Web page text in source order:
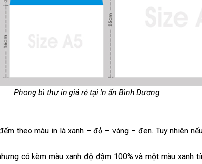
Phong bì thư in giá rẻ tại In ấn Bình Dương
theo màu in là xanh – đỏ – vàng – đen. Tuy nhiên
có kèm màu xanh độ đậm 100% và một màu xanh